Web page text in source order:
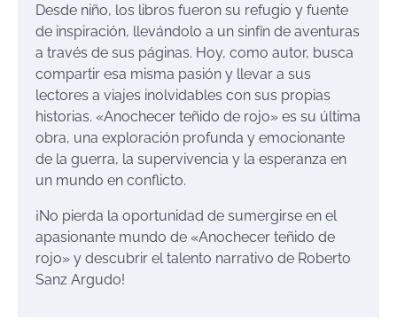
Desde niño, los libros fueron su refugio y fuente
de inspiración, llevándolo a un sinfín de aventuras
a través de sus páginas. Hoy, como autor, busca
compartir esa misma pasión y llevar a sus
lectores a viajes inolvidables con sus propias
historias. «Anochecer teñido de rojo» es su última
obra, una exploración profunda y emocionante
de la guerra, la supervivencia y la esperanza en
un mundo en conflicto.
¡No pierda la oportunidad de sumergirse en el
apasionante mundo de «Anochecer teñido de
rojo» y descubrir el talento narrativo de Roberto
Sanz Argudo!